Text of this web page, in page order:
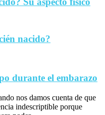
nacido?
durante el embarazo
nos damos cuenta de que
indescriptible porque